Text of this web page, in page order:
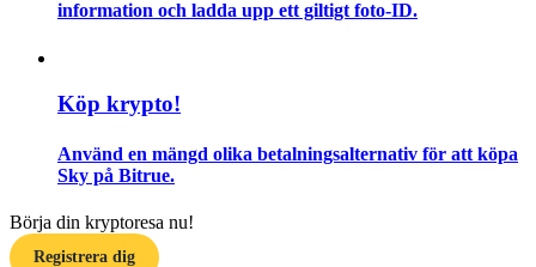
Handelsstrategier
Lär dig hur du håller dig lönsam
information och ladda upp ett giltigt foto-ID.
Köp krypto!
Använd en mängd olika betalningsalternativ för att köpa
Sky på Bitrue.
Börja din kryptoresa nu!
Registrera dig